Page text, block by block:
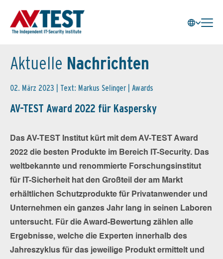
Aktuelle Nachrichten
02. März 2023 | Text: Markus Selinger | Awards
AV-TEST Award 2022 für Kaspersky
Das AV-TEST Institut kürt mit dem AV-TEST Award
2022 die besten Produkte im Bereich IT-Security. Das
weltbekannte und renommierte Forschungsinstitut
für IT-Sicherheit hat den Großteil der am Markt
erhältlichen Schutzprodukte für Privatanwender und
Unternehmen ein ganzes Jahr lang in seinen Laboren
untersucht. Für die Award-Bewertung zählen alle
Ergebnisse, welche die Experten innerhalb des
Jahreszyklus für das jeweilige Produkt ermittelt und